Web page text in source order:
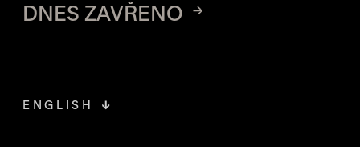
DNES ZAVŘENO
ENGLISH